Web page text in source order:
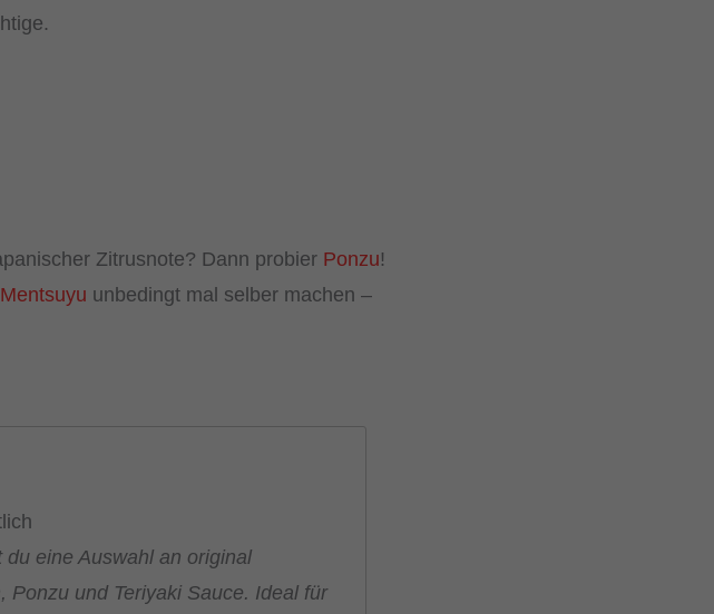
Zitrusnote? Dann probier Ponzu!
Mentsuyu unbedingt mal selber machen –
du eine Auswahl an original
Ponzu und Teriyaki Sauce. Ideal für